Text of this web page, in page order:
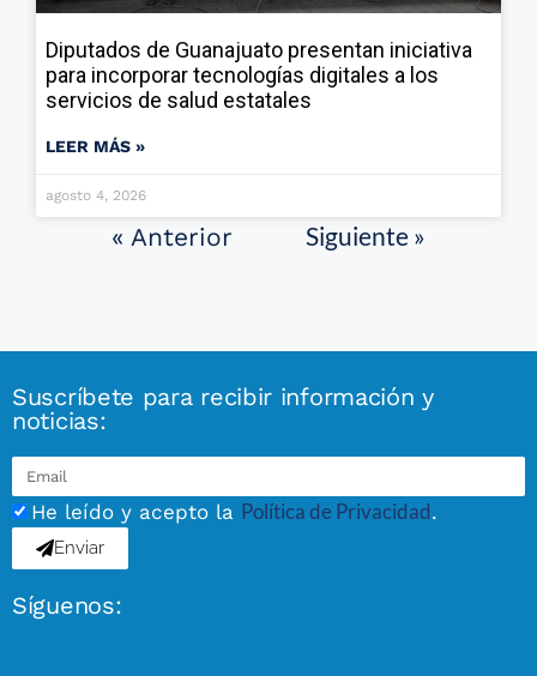
Diputados de Guanajuato presentan iniciativa
para incorporar tecnologías digitales a los
servicios de salud estatales
LEER MÁS »
agosto 4, 2026
« Anterior Siguiente »
Suscríbete para recibir información y
noticias:
He leído y acepto la Política de Privacidad.
Enviar
Síguenos: